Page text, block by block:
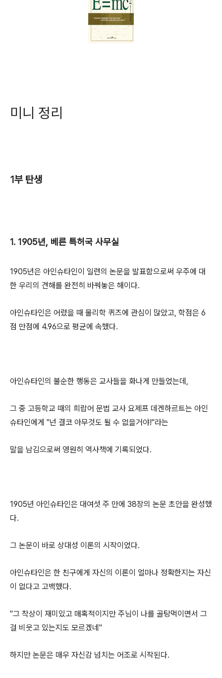
미니 정리
1부 탄생
1. 1905년, 베른 특허국 사무실
1905년은 아인슈타인이 일련의 논문을 발표함으로써 우주에 대
한 우리의 견해를 완전히 바꿔놓은 해이다.
아인슈타인은 어렸을 때 물리학 퀴즈에 관심이 많았고, 학점은 6
점 만점에 4.96으로 평균에 속했다.
아인슈타인의 불순한 행동은 교사들을 화나게 만들었는데,
그 중 고등학교 때의 희랍어 문법 교사 요제프 데겐하르트는 아인
슈타인에게 "넌 결코 아무것도 될 수 없을거야!"라는
말을 남김으로써 영원히 역사책에 기록되었다.
1905년 아인슈타인은 대여섯 주 만에 38장의 논문 초안을 완성했
다.
그 논문이 바로 상대성 이론의 시작이었다.
아인슈타인은 한 친구에게 자신의 이론이 얼마나 정확한지는 자신
이 없다고 고백했다.
"그 착상이 재미있고 매혹적이지만 주님이 나를 골탕먹이면서 그
걸 비웃고 있는지도 모르겠네"
하지만 논문은 매우 자신감 넘치는 어조로 시작된다.